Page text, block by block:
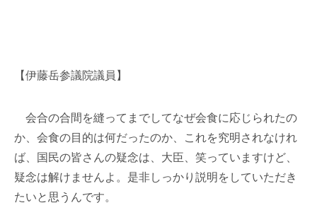
【伊藤岳参議院議員】
会合の合間を縫ってまでしてなぜ会食に応じられたの
か、会食の目的は何だったのか、これを究明されなけれ
ば、国民の皆さんの疑念は、大臣、笑っていますけど、
疑念は解けませんよ。是非しっかり説明をしていただき
たいと思うんです。